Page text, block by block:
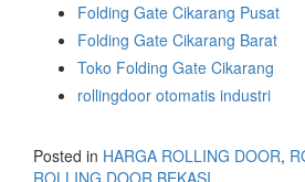
Folding Gate Cikarang Pusat
Folding Gate Cikarang Barat
Toko Folding Gate Cikarang
rollingdoor otomatis industri
Posted in HARGA ROLLING DOOR,